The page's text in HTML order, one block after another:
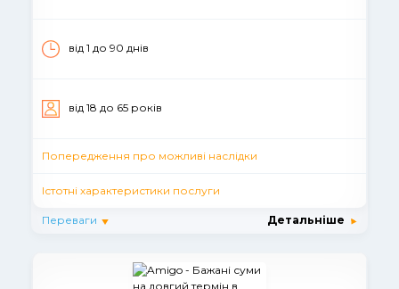
від 1 до 90 днiв
вiд 18 до 65 рокiв
Попередження про можливі наслідки
Істотні характеристики послуги
Переваги Детальніше